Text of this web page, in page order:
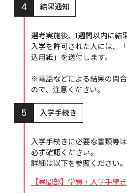
4 結果通知
選考実施後、1週間以内に結
入学を許可された人には、
込用紙」を送付します。
※電話などによる結果の問
ので、注意ください。
5 入学手続き
入学手続きに必要な書類等
必ず確認ください。
詳細は以下を参照ください。
【昼間部】学費・入学手続き